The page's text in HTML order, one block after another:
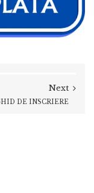
Next
DE INSCRIERE